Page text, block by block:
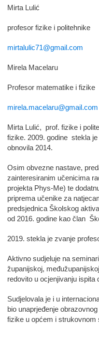
Mirta Lulić
profesor fizike i politehnike
mirtalulic71@gmail.com
Mirela Macelaru
Profesor matematike i fizike
mirela.macelaru@gmail.com
Mirta Lulić, prof. fizike i
fizike. 2009. godine stekla
obnovila 2014.
Osim obvezne nastave,
zainteresiranim učenicima
projekta Phys-Me) te
priprema učenike za
predsjednica Školskog
od 2016. godine kao član
2019. stekla je zvanje
Aktivno sudjeluje na
županijskoj,
redovito u ocjenjivanju ispita
Sudjelovala je i u
bio unaprjeđenje
fizike u općem i strukovnom